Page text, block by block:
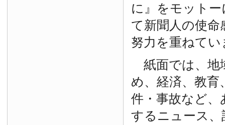
に』をモット
て新聞人の使命
努力を重ねてい
紙面では、地
め、経済、教育
件・事故など
するニュース